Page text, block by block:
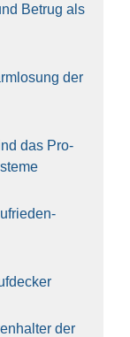
Betrug als
der
das Pro­
der